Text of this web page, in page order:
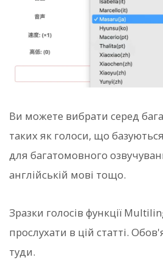
Ви можете вибрати серед
таких як голоси, що
для багатомовного
англійській мові тощо.
Зразки голосів функції
прослухати в цій статті.
туди.